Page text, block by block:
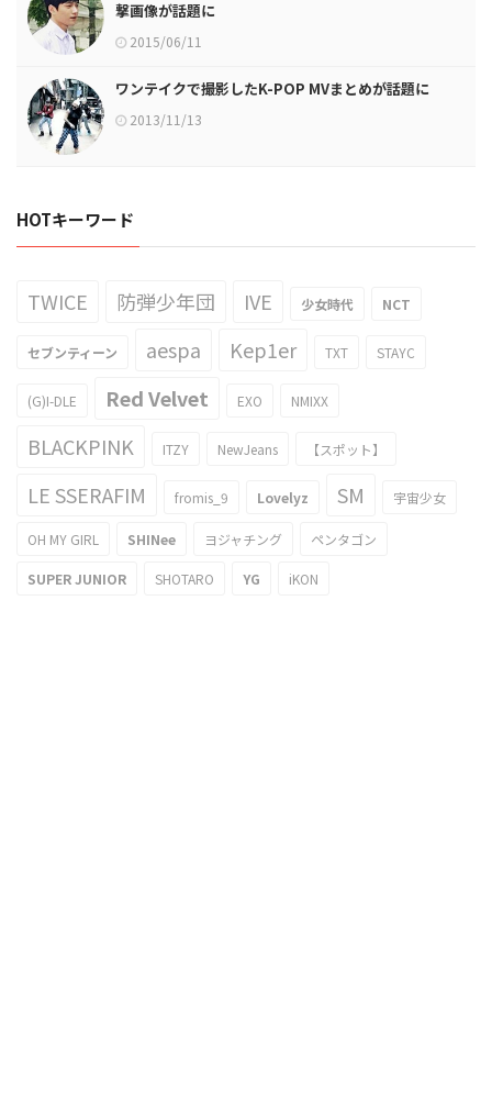
撃画像が話題に
2015/06/11
ワンテイクで撮影したK-POP MVまとめが話題に
2013/11/13
HOTキーワード
TWICE 防弾少年団 IVE 少女時代 NCT
セブンティーン aespa Kep1er TXT STAYC
(G)I-DLE Red Velvet EXO NMIXX
BLACKPINK ITZY NewJeans 【スポット】
LE SSERAFIM fromis_9 Lovelyz SM 宇宙少女
OH MY GIRL SHINee ヨジャチング ペンタゴン
SUPER JUNIOR SHOTARO YG iKON